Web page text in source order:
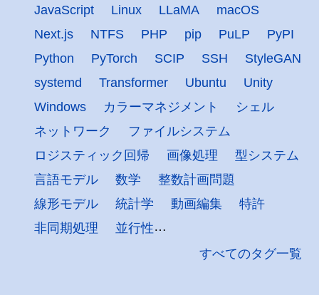
JavaScript
Linux LLaMA
macOS
Next.js
NTFS PHP pip PuLP
PyPI
Python
PyTorch SCIP SSH
StyleGAN
systemd
Transformer Ubuntu
Unity
Windows
カラーマネジメント
シェル
ネットワーク
ファイルシステム
ロジスティック回帰
画像処理
型システム
言語モデル
数学
整数計画問題
線形モデル
統計学 動画編集
特許
非同期処理
並行性
すべてのタグ一覧